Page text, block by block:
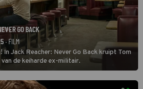
GO BACK
· FILM
In Jack Reacher: Never Go Back kruipt Tom
van de keiharde ex-militair.